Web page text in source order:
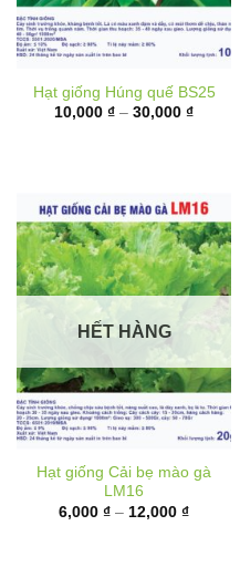
Hạt giống Húng quế BS25
10,000 ₫ – 30,000 ₫Khoảng
HẾT HÀNG
Hạt giống Cải bẹ mào gà
LM16
6,000 ₫ – 12,000 ₫Khoảng